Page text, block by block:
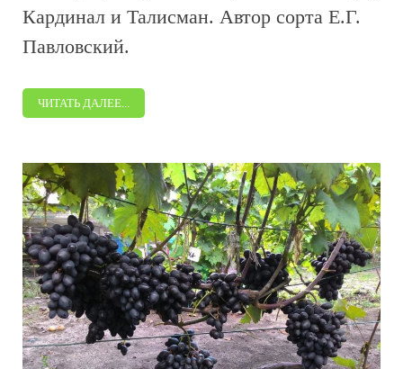
Кардинал и Талисман. Автор сорта Е.Г.
Павловский.
ЧИТАТЬ ДАЛЕЕ...